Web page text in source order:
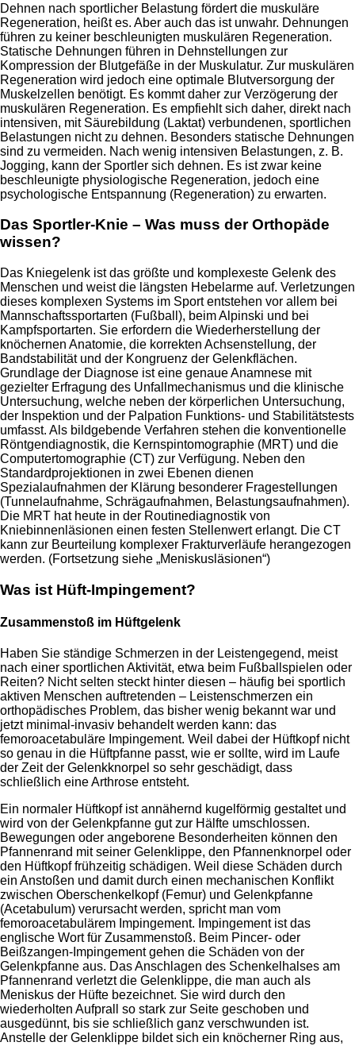
Dehnen nach sportlicher Belastung fördert die muskuläre
Regeneration, heißt es. Aber auch das ist unwahr. Dehnungen
führen zu keiner beschleunigten muskulären Regeneration.
Statische Dehnungen führen in Dehnstellungen zur
Kompression der Blutgefäße in der Muskulatur. Zur muskulären
Regeneration wird jedoch eine optimale Blutversorgung der
Muskelzellen benötigt. Es kommt daher zur Verzögerung der
muskulären Regeneration. Es empfiehlt sich daher, direkt nach
intensiven, mit Säurebildung (Laktat) verbundenen, sportlichen
Belastungen nicht zu dehnen. Besonders statische Dehnungen
sind zu vermeiden. Nach wenig intensiven Belastungen, z. B.
Jogging, kann der Sportler sich dehnen. Es ist zwar keine
beschleunigte physiologische Regeneration, jedoch eine
psychologische Entspannung (Regeneration) zu erwarten.
Das Sportler-Knie – Was muss der Orthopäde
wissen?
Das Kniegelenk ist das größte und komplexeste Gelenk des
Menschen und weist die längsten Hebelarme auf. Verletzungen
dieses komplexen Systems im Sport entstehen vor allem bei
Mannschaftssportarten (Fußball), beim Alpinski und bei
Kampfsportarten. Sie erfordern die Wiederherstellung der
knöchernen Anatomie, die korrekten Achsenstellung, der
Bandstabilität und der Kongruenz der Gelenkflächen.
Grundlage der Diagnose ist eine genaue Anamnese mit
gezielter Erfragung des Unfallmechanismus und die klinische
Untersuchung, welche neben der körperlichen Untersuchung,
der Inspektion und der Palpation Funktions- und Stabilitätstests
umfasst. Als bildgebende Verfahren stehen die konventionelle
Röntgendiagnostik, die Kernspintomographie (MRT) und die
Computertomographie (CT) zur Verfügung. Neben den
Standardprojektionen in zwei Ebenen dienen
Spezialaufnahmen der Klärung besonderer Fragestellungen
(Tunnelaufnahme, Schrägaufnahmen, Belastungsaufnahmen).
Die MRT hat heute in der Routinediagnostik von
Kniebinnenläsionen einen festen Stellenwert erlangt. Die CT
kann zur Beurteilung komplexer Frakturverläufe herangezogen
werden. (Fortsetzung siehe „Meniskusläsionen“)
Was ist Hüft-Impingement?
Zusammenstoß im Hüftgelenk
Haben Sie ständige Schmerzen in der Leistengegend, meist
nach einer sportlichen Aktivität, etwa beim Fußballspielen oder
Reiten? Nicht selten steckt hinter diesen – häufig bei sportlich
aktiven Menschen auftretenden – Leistenschmerzen ein
orthopädisches Problem, das bisher wenig bekannt war und
jetzt minimal-invasiv behandelt werden kann: das
femoroacetabuläre Impingement. Weil dabei der Hüftkopf nicht
so genau in die Hüftpfanne passt, wie er sollte, wird im Laufe
der Zeit der Gelenkknorpel so sehr geschädigt, dass
schließlich eine Arthrose entsteht.
Ein normaler Hüftkopf ist annähernd kugelförmig gestaltet und
wird von der Gelenkpfanne gut zur Hälfte umschlossen.
Bewegungen oder angeborene Besonderheiten können den
Pfannenrand mit seiner Gelenklippe, den Pfannenknorpel oder
den Hüftkopf frühzeitig schädigen. Weil diese Schäden durch
ein Anstoßen und damit durch einen mechanischen Konflikt
zwischen Oberschenkelkopf (Femur) und Gelenkpfanne
(Acetabulum) verursacht werden, spricht man vom
femoroacetabulärem Impingement. Impingement ist das
englische Wort für Zusammenstoß. Beim Pincer- oder
Beißzangen-Impingement gehen die Schäden von der
Gelenkpfanne aus. Das Anschlagen des Schenkelhalses am
Pfannenrand verletzt die Gelenklippe, die man auch als
Meniskus der Hüfte bezeichnet. Sie wird durch den
wiederholten Aufprall so stark zur Seite geschoben und
ausgedünnt, bis sie schließlich ganz verschwunden ist.
Anstelle der Gelenklippe bildet sich ein knöcherner Ring aus,